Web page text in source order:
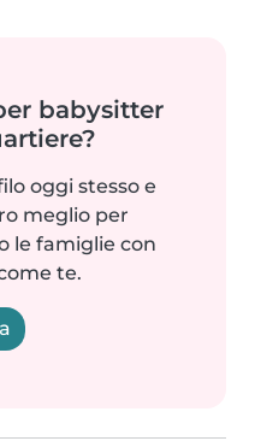
babysitter
oggi stesso e
meglio per
le famiglie con
te.